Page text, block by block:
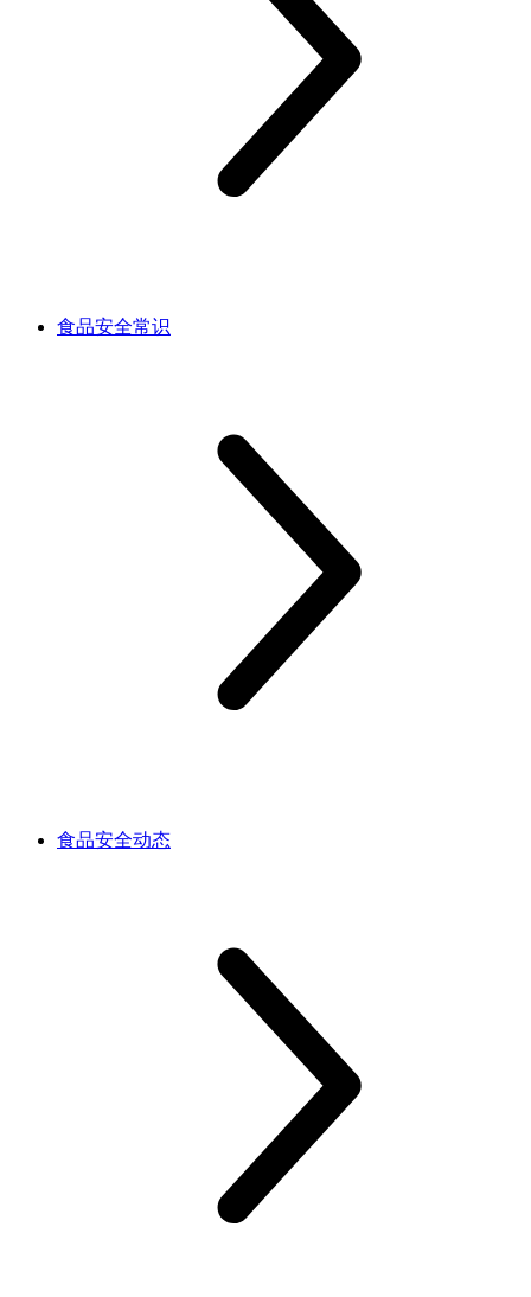
食品安全常识
食品安全动态